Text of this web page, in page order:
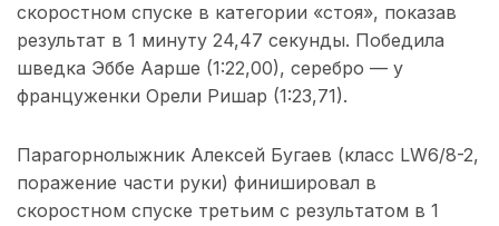
скоростном спуске в категории «стоя», показав
результат в 1 минуту 24,47 секунды. Победила
шведка Эббе Аарше (1:22,00), серебро — у
француженки Орели Ришар (1:23,71).
Парагорнолыжник Алексей Бугаев (класс LW6/8-2,
поражение части руки) финишировал в
скоростном спуске третьим с результатом в 1